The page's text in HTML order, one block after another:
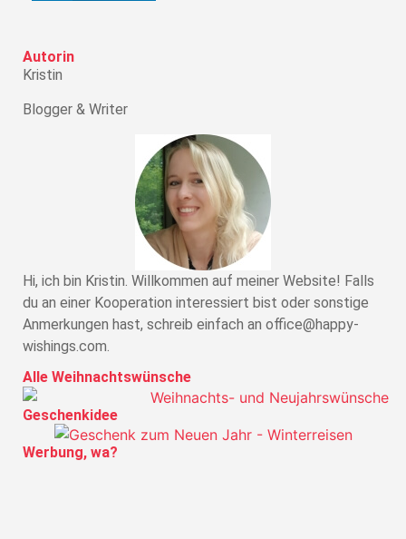
Autorin
Kristin
Blogger & Writer
Hi, ich bin Kristin. Willkommen auf meiner Website! Falls
du an einer Kooperation interessiert bist oder sonstige
Anmerkungen hast, schreib einfach an office@happy-
wishings.com.
Alle Weihnachtswünsche
Geschenkidee
Werbung, wa?